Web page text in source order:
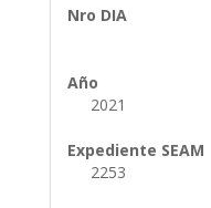
Nro DIA
Año
2021
Expediente SEAM
2253